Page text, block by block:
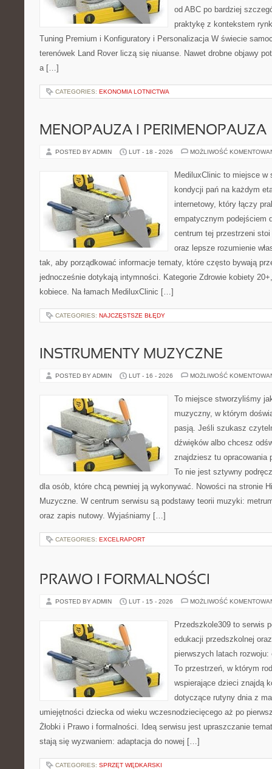
od ABC po bardziej
praktykę z kontekstem
Tuning Premium i Konfiguratory i Personalizacja W świecie
terenówek Land Rover liczą się niuanse. Nawet drobne objawy
a […]
CATEGORIES: EKONOMIA LOTNICTWA
MENOPAUZA I PERIMENOPAUZA
POSTED BY ADMIN LUT - 18 - 2026 MOŻLIWOŚĆ
MediluxClinic to miejsce
kondycji pań na każdym
internetowy, który łączy
empatycznym podejściem
centrum tej przestrzeni
oraz lepsze rozumienie
tak, aby porządkować informacje tematy, które często bywają
jednocześnie dotykają intymności. Kategorie Zdrowie kobiety
kobiece. Na łamach MediluxClinic […]
CATEGORIES: NAJCZĘSTSZE BŁĘDY
INSTRUMENTY MUZYCZNE
POSTED BY ADMIN LUT - 16 - 2026 MOŻLIWOŚĆ
To miejsce stworzyliśmy
muzyczny, w którym
pasją. Jeśli szukasz
dźwięków albo chcesz
znajdziesz tu opracowania
To nie jest sztywny
dla osób, które chcą pewniej ją wykonywać. Nowości na stronie
Muzyczne. W centrum serwisu są podstawy teorii muzyki:
oraz zapis nutowy. Wyjaśniamy […]
CATEGORIES: EXCELRAPORT
PRAWO I FORMALNOŚCI
POSTED BY ADMIN LUT - 15 - 2026 MOŻLIWOŚĆ
Przedszkole309 to serwis
edukacji przedszkolnej
pierwszych latach
To przestrzeń, w którym
wspierające dzieci znajdą
dotyczące rutyny dnia z
umiejętności dziecka od wieku wczesnodziecięcego aż po
Żłobki i Prawo i formalności. Ideą serwisu jest upraszczanie
stają się wyzwaniem: adaptacja do nowej […]
CATEGORIES: SPRZĘT WĘDKARSKI